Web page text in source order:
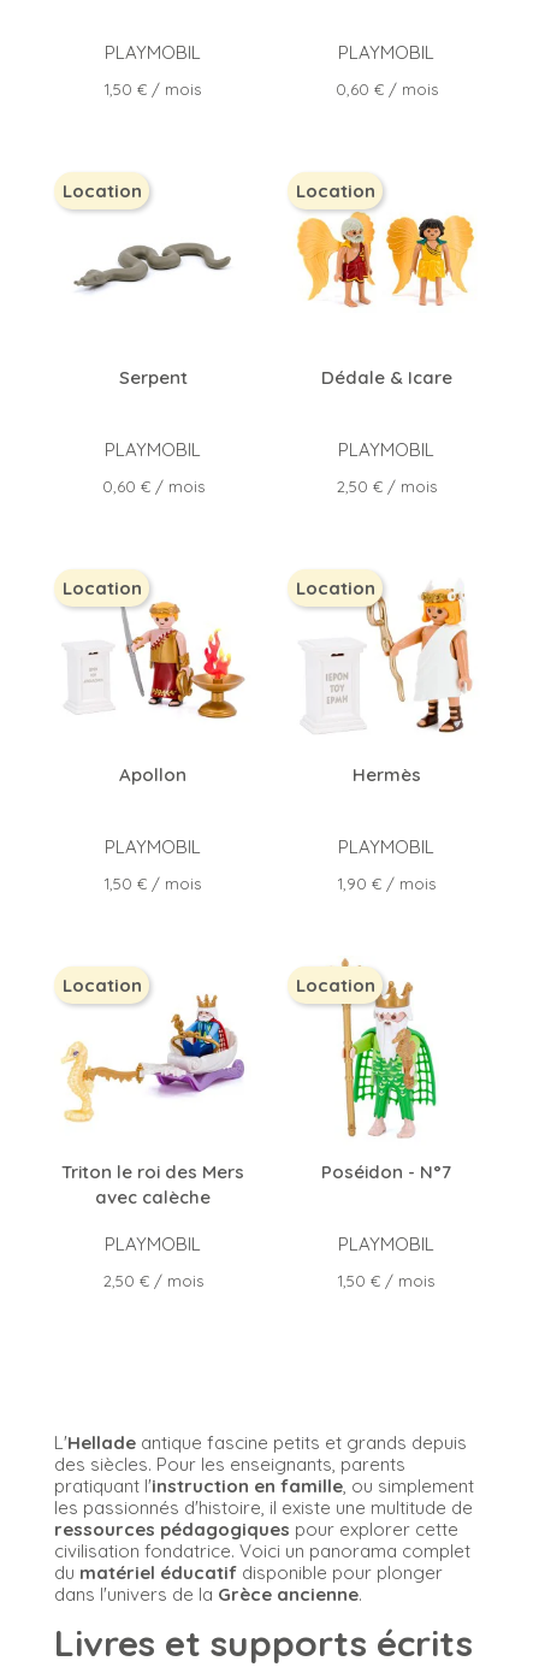
PLAYMOBIL
Prix
1,50 € / mois
PLAYMOBIL
Prix
0,60 €/ mois
Serpent
PLAYMOBIL
Prix
0,60 €/ mois
Location
Dédale & Icare
PLAYMOBIL
Prix
2,50 €/ mois
Location
Apollon
PLAYMOBIL
Prix
1,50 € / mois
Location
Hermès
PLAYMOBIL
Prix
1,90 €/ mois
Location
Triton le roi des Mers
avec calèche
PLAYMOBIL
Prix
2,50 €/ mois
Location
Poséidon - N°7
PLAYMOBIL
Prix
1,50 € / mois
Location
L'Hellade antique fascine petits et grands depuis
des siècles. Pour les enseignants, parents
pratiquant l'instruction en famille , ou simplement
les passionnés d'histoire, il existe une multitude de
ressources pédagogiques pour explorer cette
civilisation fondatrice. Voici un panorama complet
du matériel éducatif disponible pour plonger
dans l'univers de la Grèce ancienne.
Livres et supports écrits